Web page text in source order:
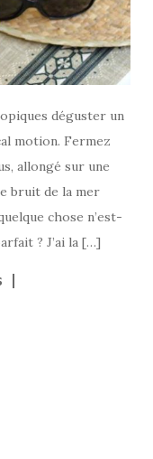
déguster un
motion. Fermez
allongé sur une
bruit de la mer
chose n’est-
? J’ai la […]